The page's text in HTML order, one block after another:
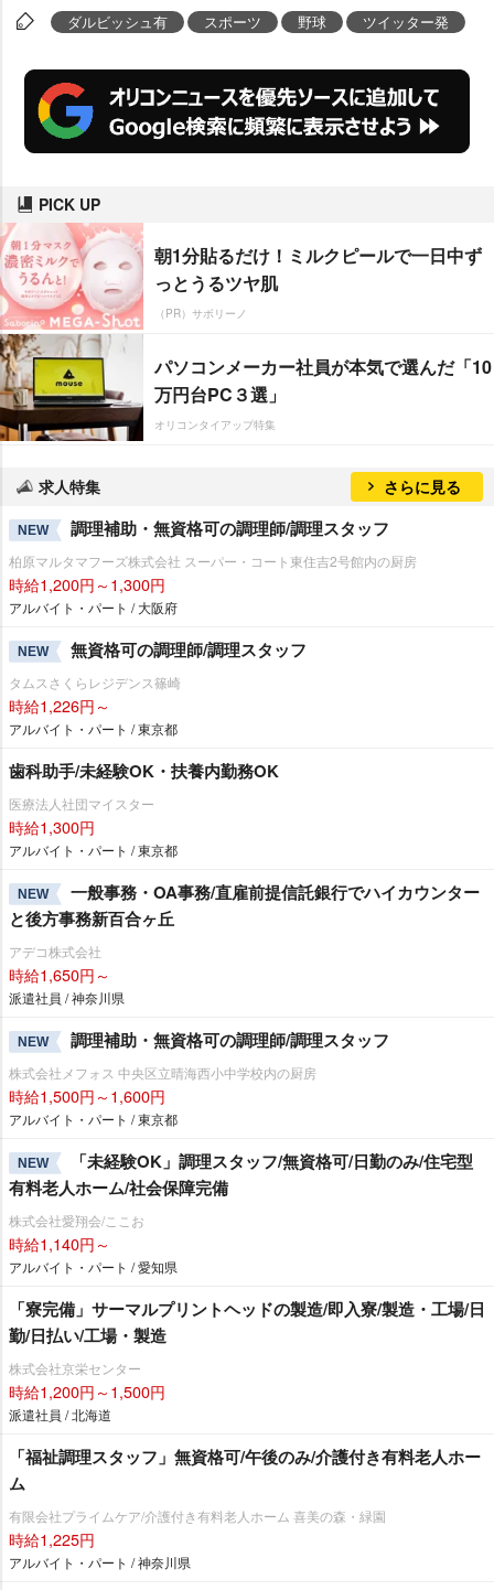
ダルビッシュ有 スポーツ 野球 ツイッター発
PICK UP
朝1分貼るだけ！ミルクピールで一日中ず
っとうるツヤ肌
（PR）サボリーノ
パソコンメーカー社員が本気で選んだ「10
万円台PC３選」
オリコンタイアップ特集
求人特集 さらに見る
NEW 調理補助・無資格可の調理師/調理スタッフ
柏原マルタマフーズ株式会社 スーパー・コート東住吉2号館内の厨房
時給1,200円～1,300円
アルバイト・パート / 大阪府
NEW 無資格可の調理師/調理スタッフ
タムスさくらレジデンス篠崎
時給1,226円～
アルバイト・パート / 東京都
歯科助手/未経験OK・扶養内勤務OK
医療法人社団マイスター
時給1,300円
アルバイト・パート / 東京都
NEW
一般事務・OA事務/直雇前提信託銀行でハイカウンター
と後方事務新百合ヶ丘
アデコ株式会社
時給1,650円～
派遣社員 / 神奈川県
NEW 調理補助・無資格可の調理師/調理スタッフ
株式会社メフォス 中央区立晴海西小中学校内の厨房
時給1,500円～1,600円
アルバイト・パート / 東京都
NEW
「未経験OK」調理スタッフ/無資格可/日勤のみ/住宅型
有料老人ホーム/社会保障完備
株式会社愛翔会/ここお
時給1,140円～
アルバイト・パート / 愛知県
「寮完備」サーマルプリントヘッドの製造/即入寮/製造・工場/日
勤/日払い/工場・製造
株式会社京栄センター
時給1,200円～1,500円
派遣社員 / 北海道
「福祉調理スタッフ」無資格可/午後のみ/介護付き有料老人ホー
ム
有限会社プライムケア/介護付き有料老人ホーム 喜美の森・緑園
時給1,225円
アルバイト・パート / 神奈川県